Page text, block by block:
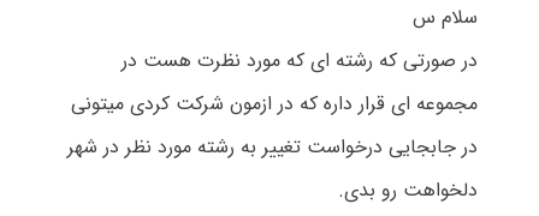
سلام س
در صورتی که رشته ای که مورد نظرت هست در
مجموعه ای قرار داره که در ازمون شرکت کردی میتونی
در جابجایی درخواست تغییر به رشته مورد نظر در شهر
دلخواهت رو بدی.